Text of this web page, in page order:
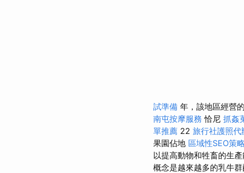
試準備 年，該地區經營
南屯按摩服務恰尼 抓姦
單推薦 22 旅行社護照代
果園佔地 區域性SEO策
以提高動物和牲畜的生
概念是越來越多的乳牛